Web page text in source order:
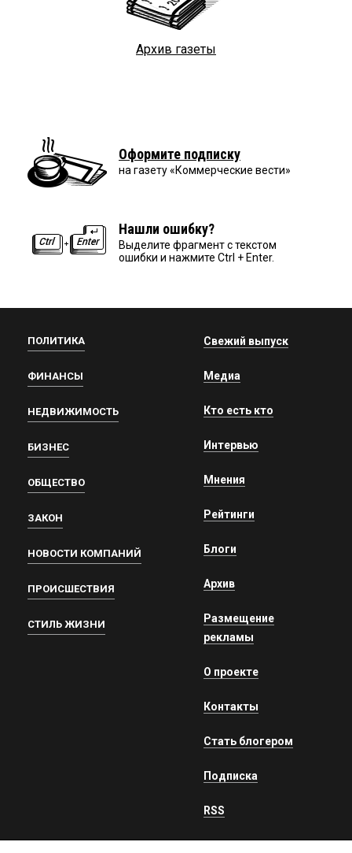
Архив газеты
Оформите подписку
на газету «Коммерческие вести»
Нашли ошибку?
Выделите фрагмент с текстом
ошибки и нажмите Ctrl + Enter.
ПОЛИТИКА
ФИНАНСЫ
НЕДВИЖИМОСТЬ
БИЗНЕС
ОБЩЕСТВО
ЗАКОН
НОВОСТИ КОМПАНИЙ
ПРОИСШЕСТВИЯ
СТИЛЬ ЖИЗНИ
Свежий выпуск
Медиа
Кто есть кто
Интервью
Мнения
Рейтинги
Блоги
Архив
Размещение
рекламы
О проекте
Контакты
Стать блогером
Подписка
RSS